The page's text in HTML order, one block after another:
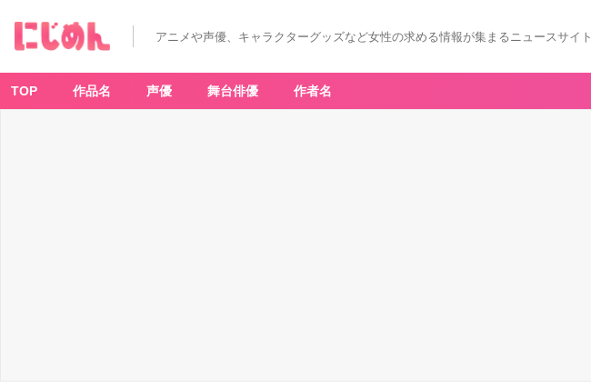
アニメや声優、キャラクターグッズなど女性の求める情報が集まるニュースサイト
TOP 作品名 声優 舞台俳優 作者名